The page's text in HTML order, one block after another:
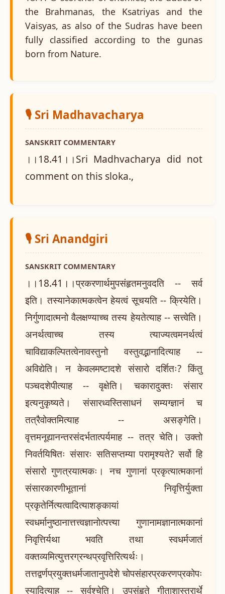
the Brahmanas, the Ksatriyas and the
Vaisyas, as also of the Sudras have been
fully classified according to the gunas
born from Nature.
🎙️ Sri Madhavacharya
SANSKRIT COMMENTARY
।।18.41।।Sri Madhvacharya did not
comment on this sloka.,
🎙️ Sri Anandgiri
SANSKRIT COMMENTARY
।।18.41।।प्रकरणार्थमुपसंहृतमनुवदति -- सर्व
इति। तस्यानेकात्मकत्वेन हेयत्वं सूचयति -- क्रियेति।
निर्गुणादात्मनो वैलक्षण्याच्च तस्य हेयतेत्याह -- सत्त्वेति।
अनर्थत्वाच्च तस्य त्याज्यत्वमनर्थत्वं
चाविद्याकल्पितत्वेनावस्तुनो वस्तुवद्भानादित्याह --
अविद्येति। न केवलमष्टादशे संसारो दर्शितः? किंतु
पञ्चदशेपीत्याह -- वृक्षेति। चकारादुक्तः संसार
इत्यनुकृष्यते। संसारध्वस्तिसाधनं सम्यग्ज्ञानं च
तत्रैवोक्तमित्याह -- असङ्गेति।
वृत्तमनूद्यानन्तरसंदर्भतात्पर्यमाह -- तत्र चेति। उक्तो
निवर्तयिषितः संसारः सतिसप्तम्या परामृश्यते? सर्वो हि
संसारो गुणत्रयात्मकः। नच गुणानां प्रकृत्यात्मकानां
संसारकारणीभूतानां निवृत्तिर्युक्ता
प्रकृतेर्नित्यत्वादित्याशङ्कायां
स्वधर्मानुष्ठानात्तत्त्वज्ञानोत्पत्त्या गुणानामज्ञानात्मकानां
निवृत्तिर्यथा भवति तथा स्वधर्मजातं
वक्तव्यमित्युत्तरग्रन्थप्रवृत्तिरित्यर्थः।
तत्तद्वर्णप्रयुक्तधर्मजातानुपदेशे चोपसंहारप्रकरणप्रकोपः
स्यादित्याह -- सर्वश्चेति। उपसंहृते गीताशास्त्रार्थे